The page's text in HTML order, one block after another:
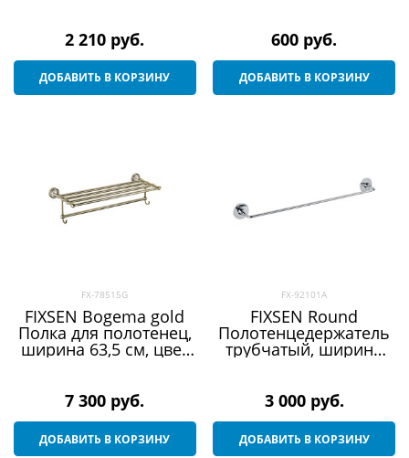
2 210 руб.
ДОБАВИТЬ В КОРЗИНУ
600 руб.
ДОБАВИТЬ В КОРЗИНУ
FX-78515G
FIXSEN Bogema gold
Полка для полотенец,
ширина 63,5 см, цвет
7 300 руб.
ДОБАВИТЬ В КОРЗИНУ
FX-92101A
FIXSEN Round
Полотенцедержатель
трубчатый, ширина
3 000 руб.
ДОБАВИТЬ В КОРЗИНУ